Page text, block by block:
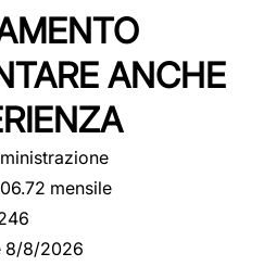
ANCHE
mensile
8/8/2026